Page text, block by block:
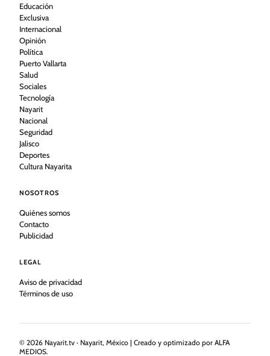
Educación
Exclusiva
Internacional
Opinión
Política
Puerto Vallarta
Salud
Sociales
Tecnología
Nayarit
Nacional
Seguridad
Jalisco
Deportes
Cultura Nayarita
NOSOTROS
Quiénes somos
Contacto
Publicidad
LEGAL
Aviso de privacidad
Términos de uso
© 2026 Nayarit.tv · Nayarit, México | Creado y optimizado por ALFA
MEDIOS.